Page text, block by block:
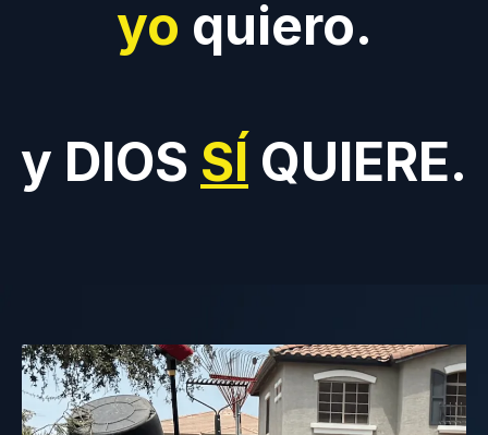
yo quiero.
y DIOS SÍ QUIERE.